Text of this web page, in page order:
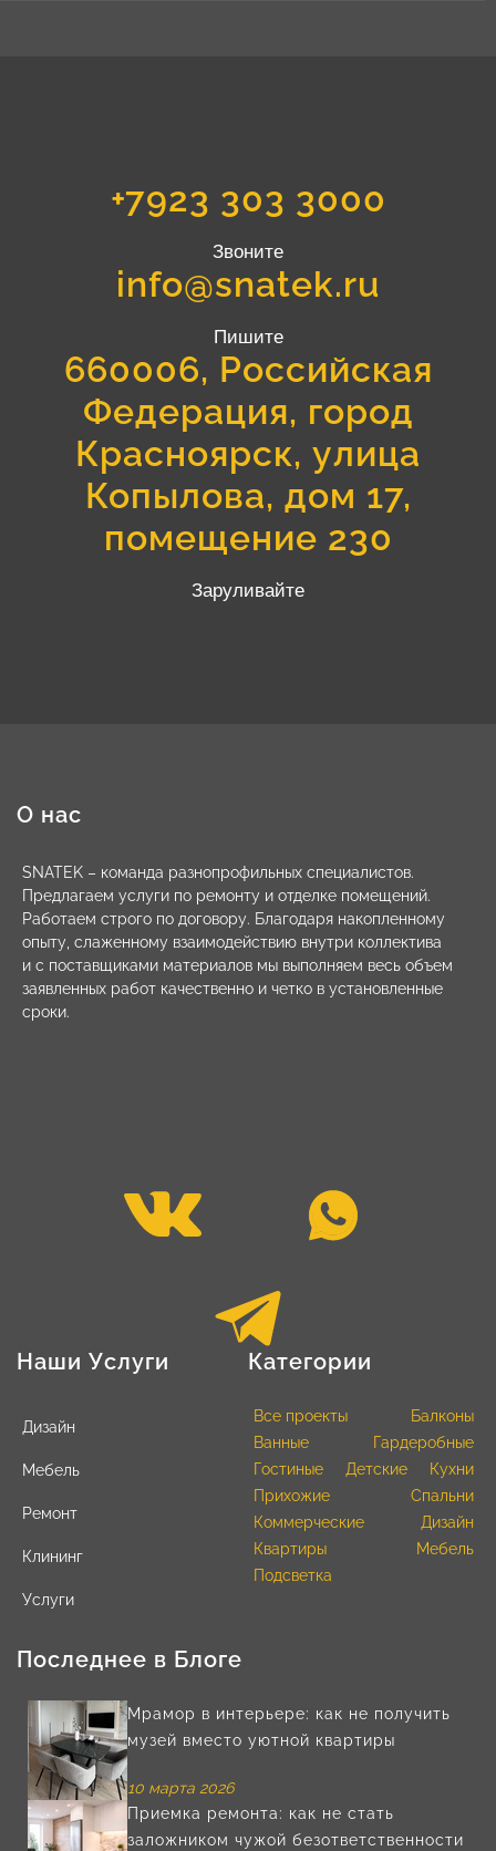
+7923 303 3000
Звоните
info@snatek.ru
Пишите
660006, Российская
Федерация, город
Красноярск, улица
Копылова, дом 17,
помещение 230
Заруливайте
О нас
SNATEK – команда разнопрофильных специалистов.
Предлагаем услуги по ремонту и отделке помещений.
Работаем строго по договору. Благодаря накопленному
опыту, слаженному взаимодействию внутри коллектива
и с поставщиками материалов мы выполняем весь объем
заявленных работ качественно и четко в установленные
сроки.
Наши Услуги
Дизайн
Мебель
Ремонт
Клининг
Услуги
Категории
Все проекты
Балконы
Ванные
Гардеробные
Гостиные
Детские
Кухни
Прихожие
Спальни
Коммерческие
Дизайн
Квартиры
Мебель
Подсветка
Последнее в Блоге
Мрамор в интерьере: как не получить
музей вместо уютной квартиры
10 марта 2026
Приемка ремонта: как не стать
заложником чужой безответственности